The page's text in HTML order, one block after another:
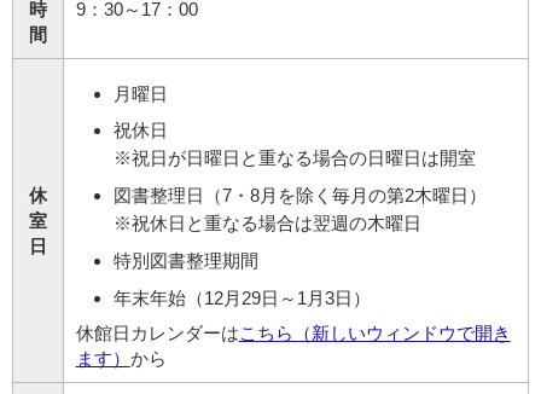
時
間
9：30～17：00
休
室
日
月曜日
祝休日
※祝日が日曜日と重なる場合の日曜日は開室
図書整理日（7・8月を除く毎月の第2木曜日）
※祝休日と重なる場合は翌週の木曜日
特別図書整理期間
年末年始（12月29日～1月3日）
休館日カレンダーはこちら（新しいウィンドウで開き
ます） から